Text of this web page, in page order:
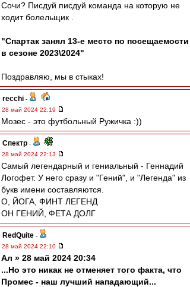
Сочи? Писдуй писдуй команда на которую не
ходит болельщик .
"Спартак занял 13-е место по посещаемости
в сезоне 2023\2024"
Поздравляю, мы в стыках!
recchi -
28 май 2024 22:19
Мозес - это футбольный Ружичка :))
Спектр -
28 май 2024 22:13
Самый легендарный и гениальный - Геннадий
Логофет. У него сразу и "Гений", и "Легенда" из
букв имени составляются.
О, ЙОГА, ФИНТ ЛЕГЕНД
ОН ГЕНИЙ, ФЕТА ДОЛГ
RedQuite -
28 май 2024 22:10
Ал » 28 май 2024 20:34
...Но это никак не отменяет того факта, что
Промес - наш лучший нападающий...